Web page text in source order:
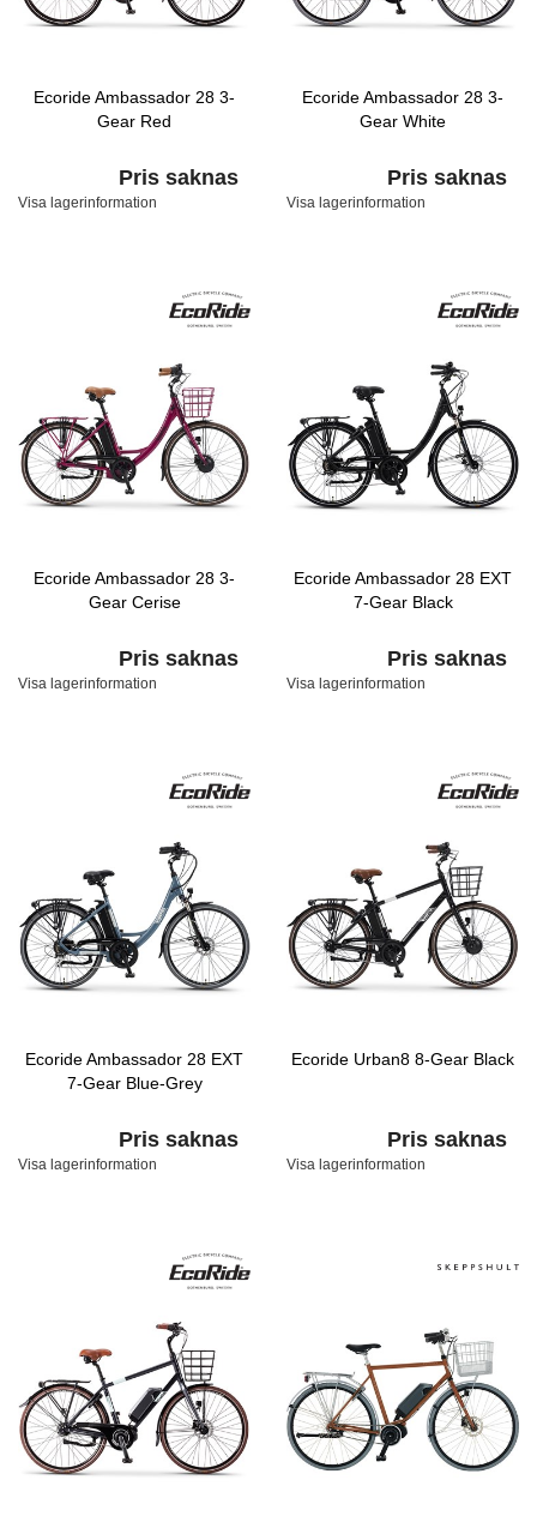
Ecoride Ambassador 28 3-
Gear Red
Pris saknas
Visa lagerinformation
Ecoride Ambassador 28 3-
Gear White
Pris saknas
Visa lagerinformation
Ecoride Ambassador 28 3-
Gear Cerise
Pris saknas
Visa lagerinformation
Ecoride Ambassador 28 EXT
7-Gear Black
Pris saknas
Visa lagerinformation
Ecoride Ambassador 28 EXT
7-Gear Blue-Grey
Pris saknas
Visa lagerinformation
Ecoride Urban8 8-Gear Black
Pris saknas
Visa lagerinformation